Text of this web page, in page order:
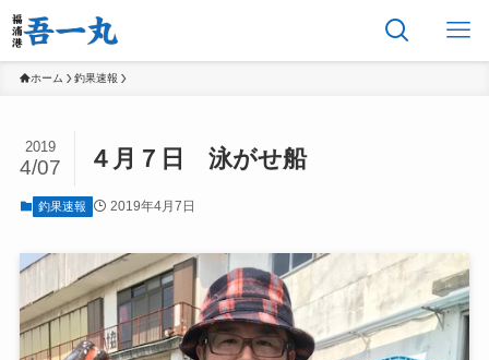
ホーム 釣果速報
４月７日 泳がせ船
2019
4/07
釣果速報 2019年4月7日